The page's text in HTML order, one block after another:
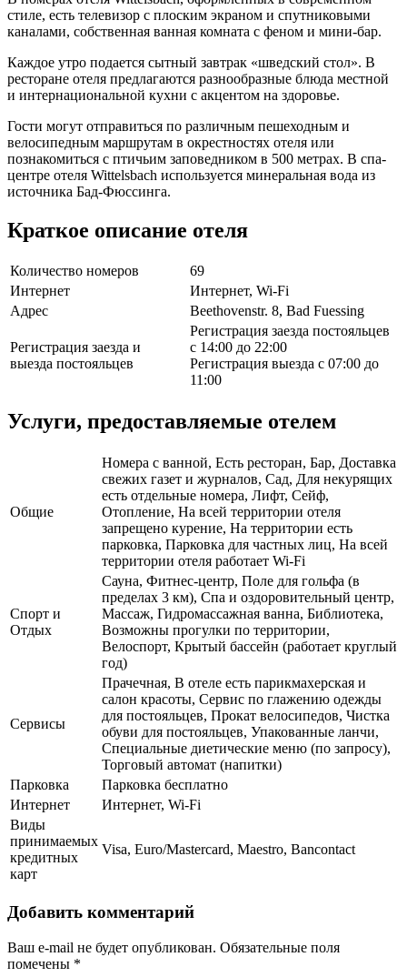
стиле, есть телевизор с плоским экраном и спутниковыми
каналами, собственная ванная комната с феном и мини-бар.
Каждое утро подается сытный завтрак «шведский стол». В
ресторане отеля предлагаются разнообразные блюда местной
и интернациональной кухни с акцентом на здоровье.
Гости могут отправиться по различным пешеходным и
велосипедным маршрутам в окрестностях отеля или
познакомиться с птичьим заповедником в 500 метрах. В спа-
центре отеля Wittelsbach используется минеральная вода из
источника Бад-Фюссинга.
Краткое описание отеля
Количество номеров
69
Интернет
Интернет, Wi-Fi
Адрес
Beethovenstr. 8, Bad Fuessing
Регистрация заезда и
выезда постояльцев
Регистрация заезда постояльцев
с 14:00 до 22:00
Регистрация выезда с 07:00 до
11:00
Услуги, предоставляемые отелем
Общие
Номера с ванной, Есть ресторан, Бар, Доставка
свежих газет и журналов, Сад, Для некурящих
есть отдельные номера, Лифт, Сейф,
Отопление, На всей территории отеля
запрещено курение, На территории есть
парковка, Парковка для частных лиц, На всей
территории отеля работает Wi-Fi
Спорт и
Отдых
Сауна, Фитнес-центр, Поле для гольфа (в
пределах 3 км), Спа и оздоровительный центр,
Массаж, Гидромассажная ванна, Библиотека,
Возможны прогулки по территории,
Велоспорт, Крытый бассейн (работает круглый
год)
Сервисы
Прачечная, В отеле есть парикмахерская и
салон красоты, Сервис по глажению одежды
для постояльцев, Прокат велосипедов, Чистка
обуви для постояльцев, Упакованные ланчи,
Специальные диетические меню (по запросу),
Торговый автомат (напитки)
Парковка
Парковка бесплатно
Интернет
Интернет, Wi-Fi
Виды
принимаемых
кредитных
карт
Visa, Euro/Mastercard, Maestro, Bancontact
Добавить комментарий
Ваш e-mail не будет опубликован. Обязательные поля
помечены *